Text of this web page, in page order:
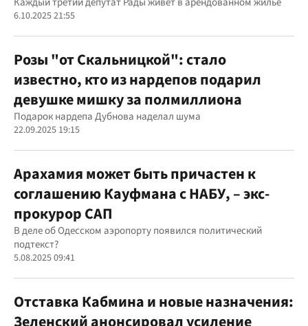
6.10.2025 21:55
Розы "от Скальницкой": стало
известно, кто из нардепов подарил
девушке мишку за полмиллиона
Подарок нардепа Дубнова наделал шума
22.09.2025 19:15
Арахамия может быть причастен к
соглашению Кауфмана с НАБУ, – экс-
прокурор САП
В деле об Одесском аэропорту появился политический
подтекст?
5.08.2025 09:41
Отставка Кабмина и новые назначения: